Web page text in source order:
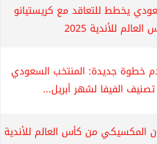
يخطط للتعاقد مع كريستيانو
للأندية 2025
خطوة جديدة: المنتخب السعودي
الفيفا لشهر أبريل...
المكسيكي من كأس العالم للأندية